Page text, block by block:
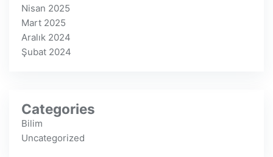
Nisan 2025
Mart 2025
Aralık 2024
Şubat 2024
Categories
Bilim
Uncategorized